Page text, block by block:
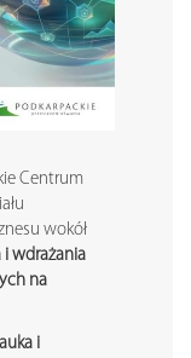
Centrum
wokół
wdrażania
na
i